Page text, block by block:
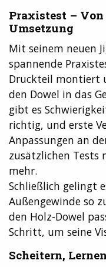
Praxistest –
Umsetzung
Mit seinem neuen
spannende
Druckteil montiert
den Dowel in das
gibt es
richtig, und erste
Anpassungen an
zusätzlichen Tests
mehr.
Schließlich gelingt
Außengewinde so
den Holz-Dowel
Schritt, um seine
Scheitern,